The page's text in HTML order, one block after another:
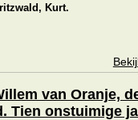
Kurt.
van Oranje,
Tien onstuimige